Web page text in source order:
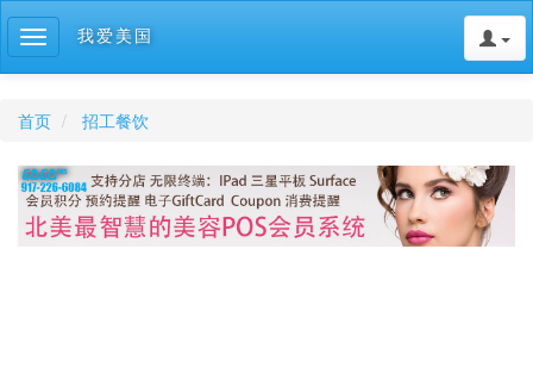
Toggle
navigation
我爱美国
首页 招工餐饮